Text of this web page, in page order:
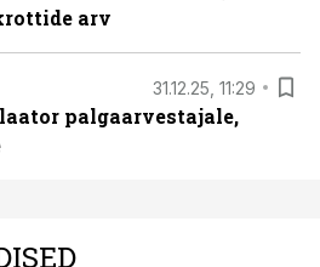
arv
31.12.25, 11:29
palgaarvestajale,